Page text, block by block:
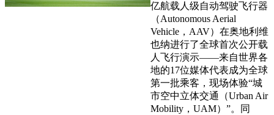
亿航载人级自动驾驶飞行器
（Autonomous Aerial
Vehicle，AAV）在奥地利维
也纳进行了全球首次公开载
人飞行演示——来自世界各
地的17位媒体代表成为全球
第一批乘客，现场体验“城
市空中立体交通（Urban Air
Mobility，UAM）”。同